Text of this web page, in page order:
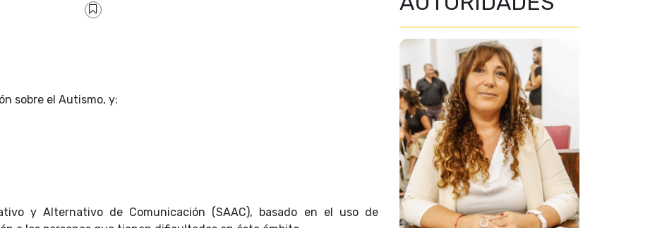
sobre el Autismo, y:
y Alternativo de Comunicación (SAAC), basado en el uso de